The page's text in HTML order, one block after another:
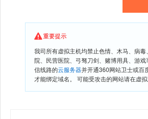
重要提示
我司所有虚拟主机均禁止色情、木马、病
院、民营医院、弓驽刀剑、赌博用具、游
信线路的云服务器并开通360网站卫士或百
才能绑定域名。 可能受攻击的网站请在虚